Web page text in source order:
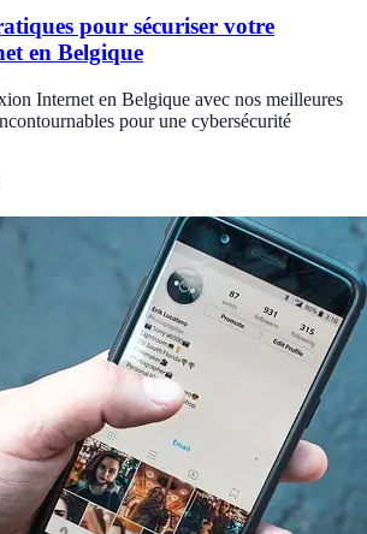
pour sécuriser votre
en Belgique
Internet en Belgique avec nos meilleures
pour une cybersécurité